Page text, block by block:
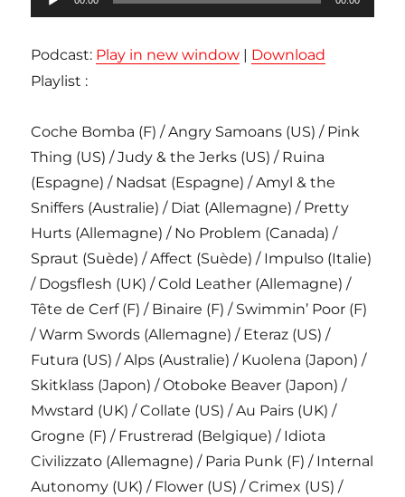
audio
Podcast: Play in new window | Download
Playlist :
Coche Bomba (F) / Angry Samoans (US) / Pink
Thing (US) / Judy & the Jerks (US) / Ruina
(Espagne) / Nadsat (Espagne) / Amyl & the
Sniffers (Australie) / Diat (Allemagne) / Pretty
Hurts (Allemagne) / No Problem (Canada) /
Spraut (Suède) / Affect (Suède) / Impulso (Italie)
/ Dogsflesh (UK) / Cold Leather (Allemagne) /
Tête de Cerf (F) / Binaire (F) / Swimmin’ Poor (F)
/ Warm Swords (Allemagne) / Eteraz (US) /
Futura (US) / Alps (Australie) / Kuolena (Japon) /
Skitklass (Japon) / Otoboke Beaver (Japon) /
Mwstard (UK) / Collate (US) / Au Pairs (UK) /
Grogne (F) / Frustrerad (Belgique) / Idiota
Civilizzato (Allemagne) / Paria Punk (F) / Internal
Autonomy (UK) / Flower (US) / Crimex (US) /